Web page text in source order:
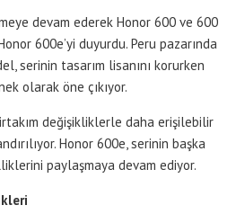
devam ederek Honor 600 ve 600
600e’yi duyurdu. Peru pazarında
serinin tasarım lisanını korurken
olarak öne çıkıyor.
değişikliklerle daha erişilebilir
Honor 600e, serinin başka
paylaşmaya devam ediyor.